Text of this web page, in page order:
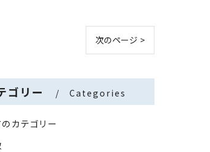
次のページ >
ゴリー Categories
カテゴリー